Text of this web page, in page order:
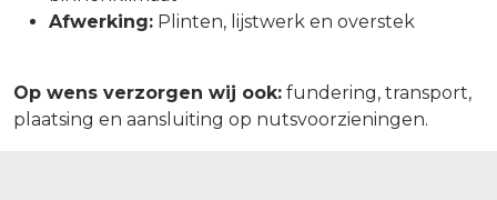
Afwerking: Plinten, lijstwerk en overstek
Op wens verzorgen wij ook: fundering, transport,
plaatsing en aansluiting op nutsvoorzieningen.